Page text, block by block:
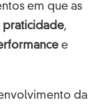
em que as
praticidade,
e
da